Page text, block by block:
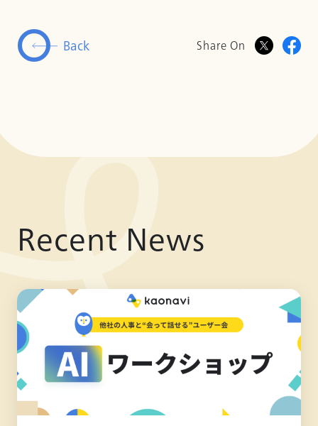
Back Share On
Recent News